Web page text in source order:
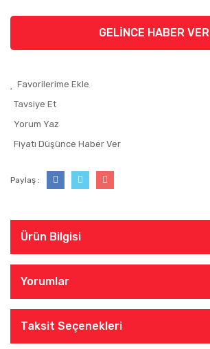
GELİNCE HABER VER
Tavsiye Et
Yorum Yaz
Fiyatı Düşünce Haber Ver
Paylaş :
Ürün Bilgisi
Yorumlar
Taksit Seçenekleri